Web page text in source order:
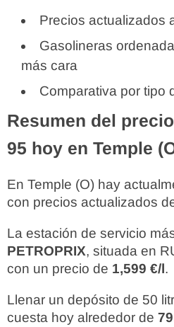
Precios actualizados
Gasolineras
más cara
Comparativa por tipo
Resumen del
95 hoy en Temple
En Temple (O) hay
con precios actualizados
La estación de servicio
PETROPRIX, situada en
con un precio de 1,599 €/l.
Llenar un depósito de 50
cuesta hoy alrededor de